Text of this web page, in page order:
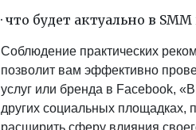
· что будет актуально в SMM
Соблюдение практических
позволит вам эффективно
услуг или бренда в Facebook,
других социальных площадках,